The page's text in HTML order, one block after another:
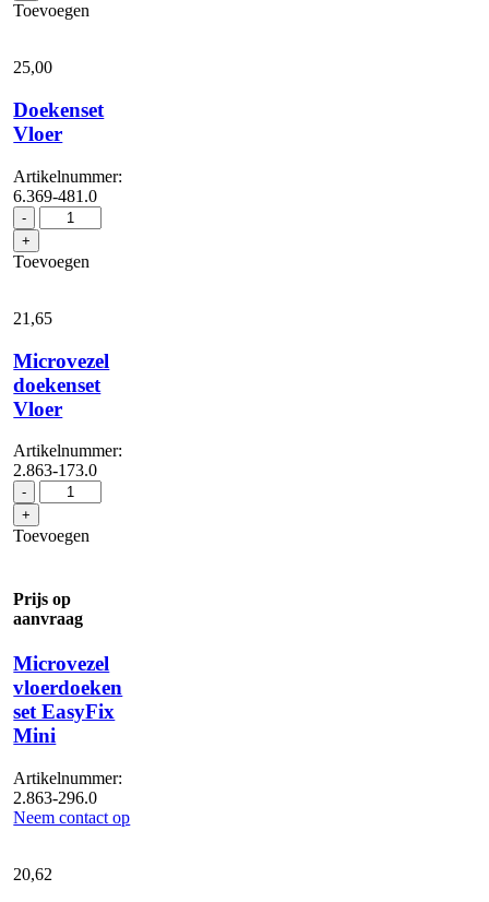
aantal
Toevoegen
25,00
Doekenset
Vloer
Artikelnummer:
6.369-481.0
-
Doekenset
Vloer
aantal
+
Toevoegen
21,65
Microvezel
doekenset
Vloer
Artikelnummer:
2.863-173.0
-
Microvezel
doekenset
Vloer
aantal
+
Toevoegen
Prijs op
aanvraag
Microvezel
vloerdoeken
set EasyFix
Mini
Artikelnummer:
2.863-296.0
Neem contact op
20,62